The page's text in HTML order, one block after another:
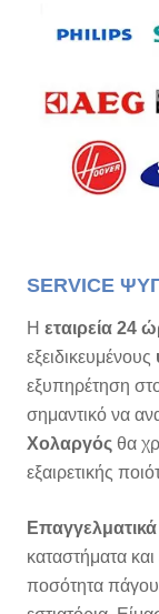
SERVICE
Η εταιρεία 24
εξειδικευμένους
εξυπηρέτηση
σημαντικό να
Χολαργός θα
εξαιρετικής
καταστήματα και
ποσότητα πάγου